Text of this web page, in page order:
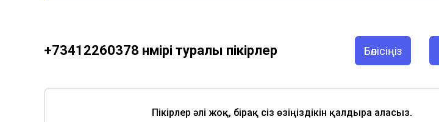
+73412260378 нөмірі туралы пікірлер Бөлісіңіз
Пікірлер әлі жоқ, бірақ сіз өзіңіздікін қалдыра аласыз.